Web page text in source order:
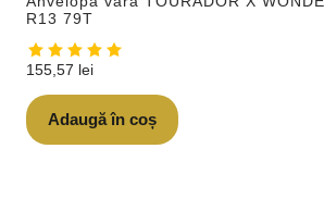
R13 79T
155,57 lei
Adaugă în coș